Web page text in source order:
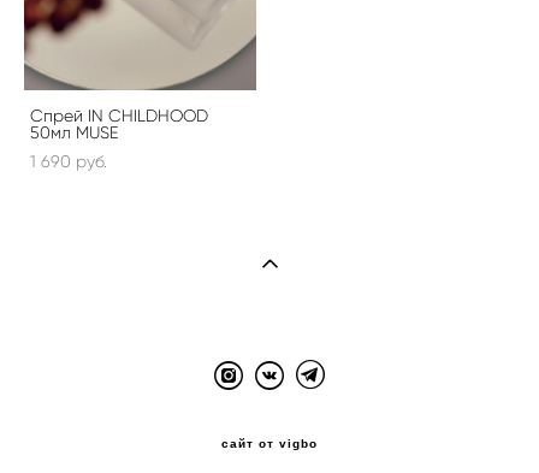
Спрей IN CHILDHOOD
50мл MUSE
1 690 pуб.
сайт от vigbo